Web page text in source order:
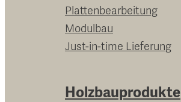
Plattenbearbeitung
Modulbau
Just-in-time Lieferung
Holzbauprodukte